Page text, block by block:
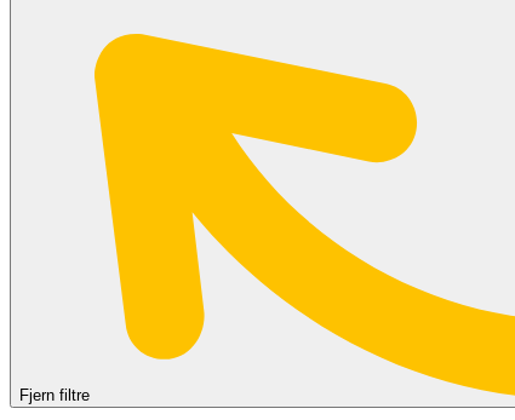
Fjern filtre